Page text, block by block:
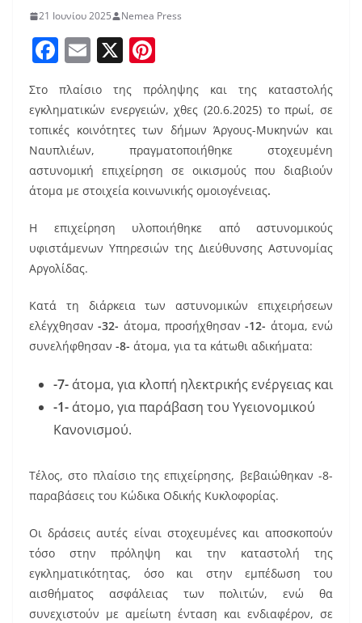
21 Ιουνίου 2025 Nemea Press
F
a
c
e
b
o
o
k
E
ai
l
X
nt
er
e
st
Στο πλαίσιο της πρόληψης και της καταστολής
εγκληματικών ενεργειών, χθες (20.6.2025) το πρωί, σε
τοπικές κοινότητες των δήμων Άργους-Μυκηνών και
Ναυπλιέων, πραγματοποιήθηκε στοχευμένη
αστυνομική επιχείρηση σε οικισμούς που διαβιούν
άτομα με στοιχεία κοινωνικής ομοιογένειας.
Η επιχείρηση υλοποιήθηκε από αστυνομικούς
υφιστάμενων Υπηρεσιών της Διεύθυνσης Αστυνομίας
Αργολίδας.
Κατά τη διάρκεια των αστυνομικών επιχειρήσεων
ελέγχθησαν -32- άτομα, προσήχθησαν-12- άτομα, ενώ
συνελήφθησαν -8- άτομα, για τα κάτωθι αδικήματα:
-7- άτομα, για κλοπή ηλεκτρικής ενέργειας και
-1- άτομο, για παράβαση του Υγειονομικού
Κανονισμού.
Τέλος, στο πλαίσιο της επιχείρησης, βεβαιώθηκαν -8-
παραβάσεις του Κώδικα Οδικής Κυκλοφορίας.
Οι δράσεις αυτές είναι στοχευμένες και αποσκοπούν
τόσο στην πρόληψη και την καταστολή της
εγκληματικότητας, όσο και στην εμπέδωση του
αισθήματος ασφάλειας των πολιτών, ενώ θα
συνεχιστούν με αμείωτη ένταση και ενδιαφέρον, σε